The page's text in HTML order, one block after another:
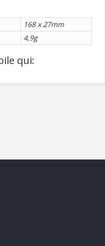
168 x 27mm
4,9g
qui: